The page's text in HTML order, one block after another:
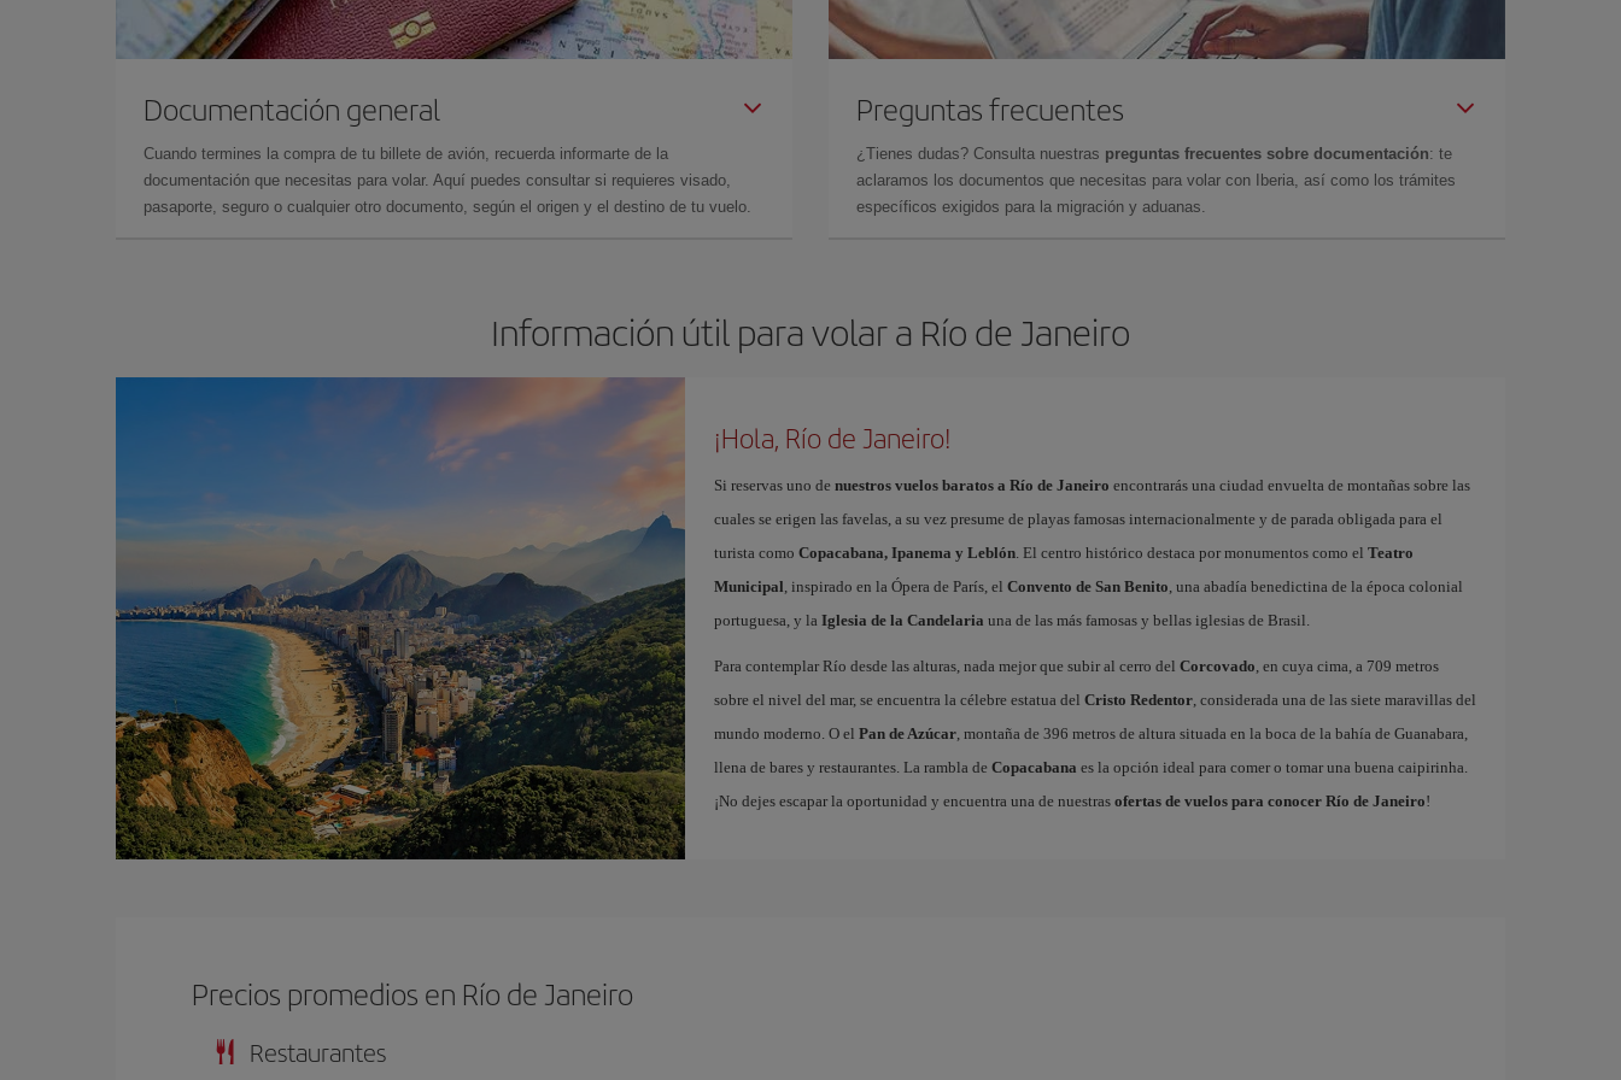
Documentación general
Cuando termines la compra de tu billete de avión, recuerda informarte de la
documentación que necesitas para volar. Aquí puedes consultar si requieres visado,
pasaporte, seguro o cualquier otro documento, según el origen y el destino de tu vuelo.
Preguntas frecuentes
¿Tienes dudas? Consulta nuestras preguntas frecuentes sobre documentación: te
aclaramos los documentos que necesitas para volar con Iberia, así como los trámites
específicos exigidos para la migración y aduanas.
Información útil para volar a Río de Janeiro
¡Hola, Río de Janeiro!
Si reservas uno de nuestros vuelos baratos a Río de Janeiro encontrarás una ciudad envuelta de montañas sobre las
cuales se erigen las favelas, a su vez presume de playas famosas internacionalmente y de parada obligada para el
turista como Copacabana, Ipanema y Leblón. El centro histórico destaca por monumentos como el Teatro
Municipal, inspirado en la Ópera de París, el Convento de San Benito, una abadía benedictina de la época colonial
portuguesa, y la Iglesia de la Candelaria una de las más famosas y bellas iglesias de Brasil.
Para contemplar Río desde las alturas, nada mejor que subir al cerro del Corcovado, en cuya cima, a 709 metros
sobre el nivel del mar, se encuentra la célebre estatua del Cristo Redentor, considerada una de las siete maravillas del
mundo moderno. O el Pan de Azúcar, montaña de 396 metros de altura situada en la boca de la bahía de Guanabara,
llena de bares y restaurantes. La rambla de Copacabana es la opción ideal para comer o tomar una buena caipirinha.
¡No dejes escapar la oportunidad y encuentra una de nuestras ofertas de vuelos para conocer Río de Janeiro!
Precios promedios en Río de Janeiro
Restaurantes